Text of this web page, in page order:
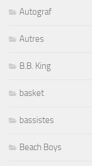
Autograf
Autres
B.B. King
basket
bassistes
Beach Boys